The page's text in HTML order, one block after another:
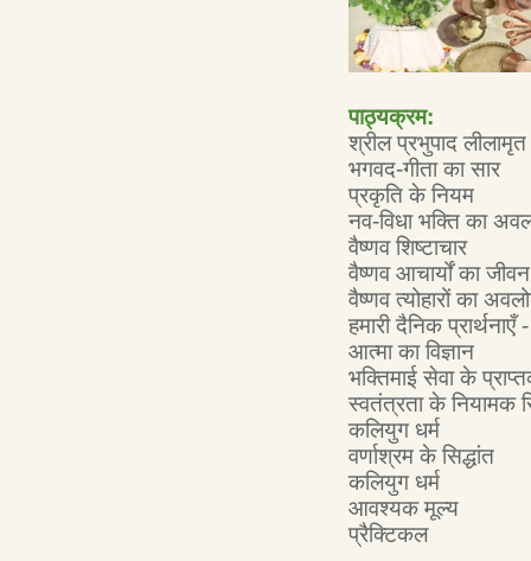
पाठ्यक्रम:
श्रील प्रभुपाद लीलामृत
भगवद-गीता का सार
प्रकृति के नियम
नव-विधा भक्ति का
वैष्णव शिष्टाचार
वैष्णव आचार्यों का जीवन
वैष्णव त्योहारों का
हमारी दैनिक
आत्मा का विज्ञान
भक्तिमाई सेवा के
स्वतंत्रता के नियामक
कलियुग धर्म
वर्णाश्रम के सिद्धांत
कलियुग धर्म
आवश्यक मूल्य
प्रैक्टिकल